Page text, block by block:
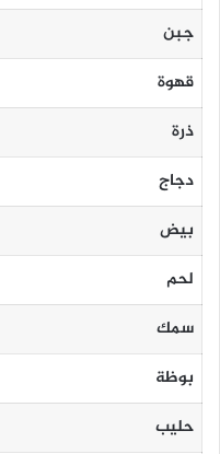
جبن
قهوة
ذرة
دجاج
بيض
لحم
سمك
بوظة
حليب